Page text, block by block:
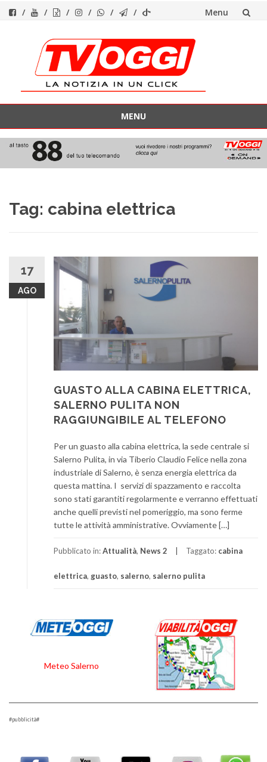
Menu
contenuto
MENU
contenuto
Tag: cabina elettrica
17
AGO
GUASTO ALLA CABINA ELETTRICA,
SALERNO PULITA NON
RAGGIUNGIBILE AL TELEFONO
Per un guasto alla cabina elettrica, la sede centrale si
Salerno Pulita, in via Tiberio Claudio Felice nella zona
industriale di Salerno, è senza energia elettrica da
questa mattina. I servizi di spazzamento e raccolta
sono stati garantiti regolarmente e verranno effettuati
anche quelli previsti nel pomeriggio, ma sono ferme
tutte le attività amministrative. Ovviamente […]
Pubblicato in:Attualità, News 2 Taggato: cabina
elettrica, guasto, salerno, salerno pulita
Meteo Salerno
#pubblicità#